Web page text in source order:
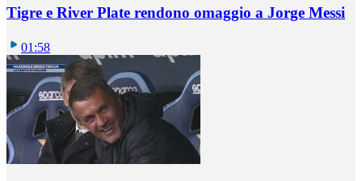
Tigre e River Plate rendono omaggio a Jorge Messi
01:58